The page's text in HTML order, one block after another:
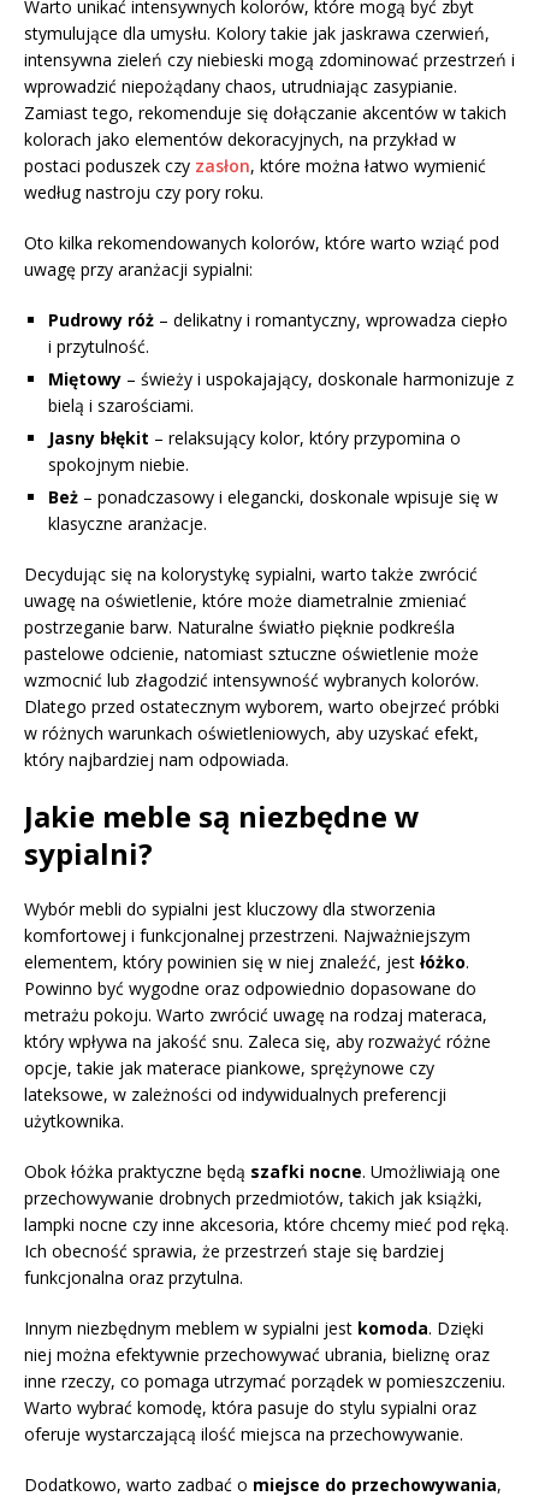
Warto unikać intensywnych kolorów, które mogą być zbyt
stymulujące dla umysłu. Kolory takie jak jaskrawa czerwień,
intensywna zieleń czy niebieski mogą zdominować przestrzeń i
wprowadzić niepożądany chaos, utrudniając zasypianie.
Zamiast tego, rekomenduje się dołączanie akcentów w takich
kolorach jako elementów dekoracyjnych, na przykład w
postaci poduszek czy zasłon, które można łatwo wymienić
według nastroju czy pory roku.
Oto kilka rekomendowanych kolorów, które warto wziąć pod
uwagę przy aranżacji sypialni:
Pudrowy róż – delikatny i romantyczny, wprowadza ciepło
i przytulność.
Miętowy – świeży i uspokajający, doskonale harmonizuje z
bielą i szarościami.
Jasny błękit – relaksujący kolor, który przypomina o
spokojnym niebie.
Beż – ponadczasowy i elegancki, doskonale wpisuje się w
klasyczne aranżacje.
Decydując się na kolorystykę sypialni, warto także zwrócić
uwagę na oświetlenie, które może diametralnie zmieniać
postrzeganie barw. Naturalne światło pięknie podkreśla
pastelowe odcienie, natomiast sztuczne oświetlenie może
wzmocnić lub złagodzić intensywność wybranych kolorów.
Dlatego przed ostatecznym wyborem, warto obejrzeć próbki
w różnych warunkach oświetleniowych, aby uzyskać efekt,
który najbardziej nam odpowiada.
Jakie meble są niezbędne w
sypialni?
Wybór mebli do sypialni jest kluczowy dla stworzenia
komfortowej i funkcjonalnej przestrzeni. Najważniejszym
elementem, który powinien się w niej znaleźć, jest łóżko.
Powinno być wygodne oraz odpowiednio dopasowane do
metrażu pokoju. Warto zwrócić uwagę na rodzaj materaca,
który wpływa na jakość snu. Zaleca się, aby rozważyć różne
opcje, takie jak materace piankowe, sprężynowe czy
lateksowe, w zależności od indywidualnych preferencji
użytkownika.
Obok łóżka praktyczne będą szafki nocne. Umożliwiają one
przechowywanie drobnych przedmiotów, takich jak książki,
lampki nocne czy inne akcesoria, które chcemy mieć pod ręką.
Ich obecność sprawia, że przestrzeń staje się bardziej
funkcjonalna oraz przytulna.
Innym niezbędnym meblem w sypialni jest komoda. Dzięki
niej można efektywnie przechowywać ubrania, bieliznę oraz
inne rzeczy, co pomaga utrzymać porządek w pomieszczeniu.
Warto wybrać komodę, która pasuje do stylu sypialni oraz
oferuje wystarczającą ilość miejsca na przechowywanie.
Dodatkowo, warto zadbać o miejsce do przechowywania,